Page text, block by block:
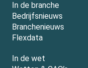
In de branche
Bedrijfsnieuws
Branchenieuws
Flexdata
In de wet